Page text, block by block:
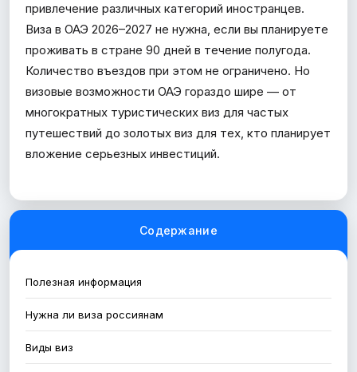
привлечение различных категорий иностранцев.
Виза в ОАЭ 2026–2027 не нужна, если вы планируете
проживать в стране 90 дней в течение полугода.
Количество въездов при этом не ограничено. Но
визовые возможности ОАЭ гораздо шире — от
многократных туристических виз для частых
путешествий до золотых виз для тех, кто планирует
вложение серьезных инвестиций.
Содержание
Полезная информация
Нужна ли виза россиянам
Виды виз